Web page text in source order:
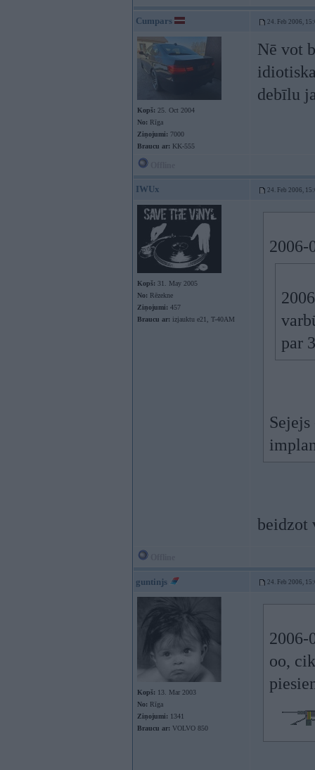
Cumpars 24. Feb 2006,
Kopš: 25. Oct 2004
No: Rīga
Ziņojumi: 7000
Braucu ar: KK-555
Nē vot
debīlu
IWUx 24. Feb 2006,
Kopš: 31. May 2005
No: Rēzekne
Ziņojumi: 457
Braucu ar: izjauktu e21, T-40AM
2006-
par
beidzot
guntinjs 24. Feb 2006,
Kopš: 13. Mar 2003
No: Rīga
Ziņojumi: 1341
Braucu ar: VOLVO 850
2006-
oo,